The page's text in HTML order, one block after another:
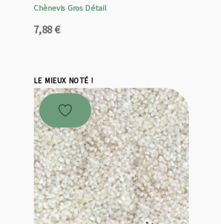
Chènevis Gros Détail
7,88€
LE MIEUX NOTÉ !